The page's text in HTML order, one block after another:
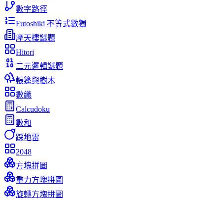
數字路徑
Futoshiki 不等式數獨
摩天樓謎題
Hitori
二元邏輯謎題
帳篷與樹木
數織
Calcudoku
數和
踩地雷
2048
方塊拼圖
重力方塊拼圖
旋轉方塊拼圖